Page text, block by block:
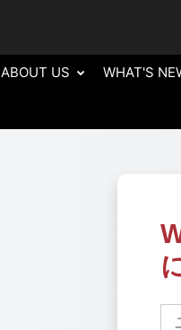
ABOUT US WHAT'S